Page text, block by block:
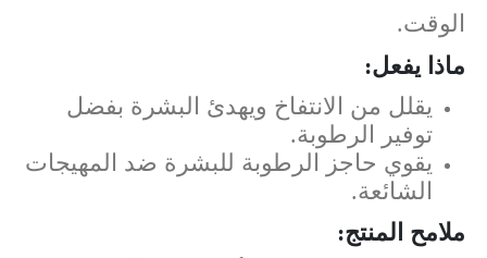
الوقت.
ماذا يفعل:
يقلل من الانتفاخ ويهدئ البشرة بفضل
توفير الرطوبة.
يقوي حاجز الرطوبة للبشرة ضد المهيجات
الشائعة.
ملامح المنتج: